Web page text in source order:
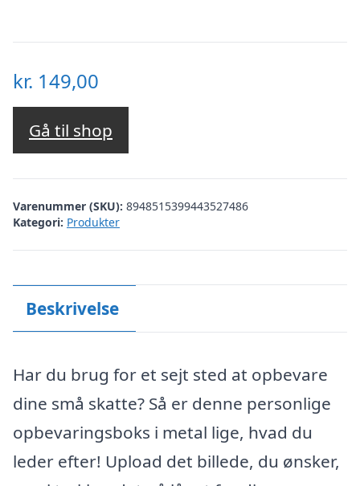
kr. 149,00
Gå til shop
Varenummer (SKU): 8948515399443527486
Kategori: Produkter
Beskrivelse
Har du brug for et sejt sted at opbevare
dine små skatte? Så er denne personlige
opbevaringsboks i metal lige, hvad du
leder efter! Upload det billede, du ønsker,